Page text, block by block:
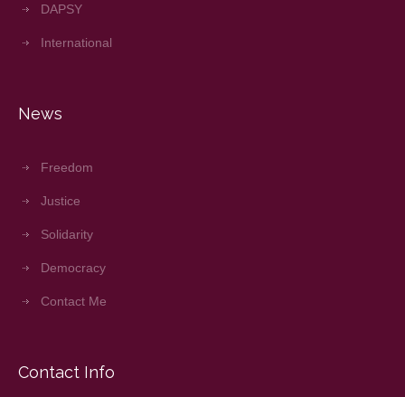
DAPSY
International
News
Freedom
Justice
Solidarity
Democracy
Contact Me
Contact Info